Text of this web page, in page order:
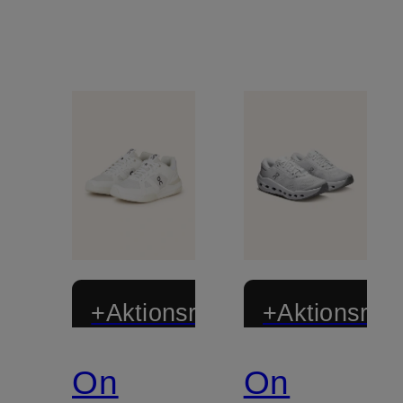
+Aktionsrabatt
On
On